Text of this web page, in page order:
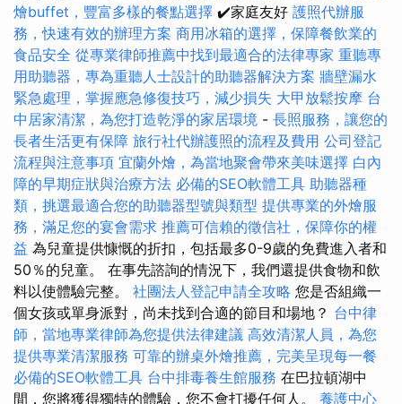
燴buffet，豐富多樣的餐點選擇 ✔️家庭友好 護照代辦服
務，快速有效的辦理方案 商用冰箱的選擇，保障餐飲業的
食品安全 從專業律師推薦中找到最適合的法律專家 重聽專
用助聽器，專為重聽人士設計的助聽器解決方案 牆壁漏水
緊急處理，掌握應急修復技巧，減少損失 大甲放鬆按摩 台
中居家清潔，為您打造乾淨的家居環境 - 長照服務，讓您的
長者生活更有保障 旅行社代辦護照的流程及費用 公司登記
流程與注意事項 宜蘭外燴，為當地聚會帶來美味選擇 白內
障的早期症狀與治療方法 必備的SEO軟體工具 助聽器種
類，挑選最適合您的助聽器型號與類型 提供專業的外燴服
務，滿足您的宴會需求 推薦可信賴的徵信社，保障你的權
益 為兒童提供慷慨的折扣，包括最多0-9歲的免費進入者和
50％的兒童。 在事先諮詢的情況下，我們還提供食物和飲
料以使體驗完整。 社團法人登記申請全攻略 您是否組織一
個女孩或單身派對，尚未找到合適的節目和場地？ 台中律
師，當地專業律師為您提供法律建議 高效清潔人員，為您
提供專業清潔服務 可靠的辦桌外燴推薦，完美呈現每一餐
必備的SEO軟體工具 台中排毒養生館服務 在巴拉頓湖中
間，您將獲得獨特的體驗，您不會打擾任何人。 養護中心